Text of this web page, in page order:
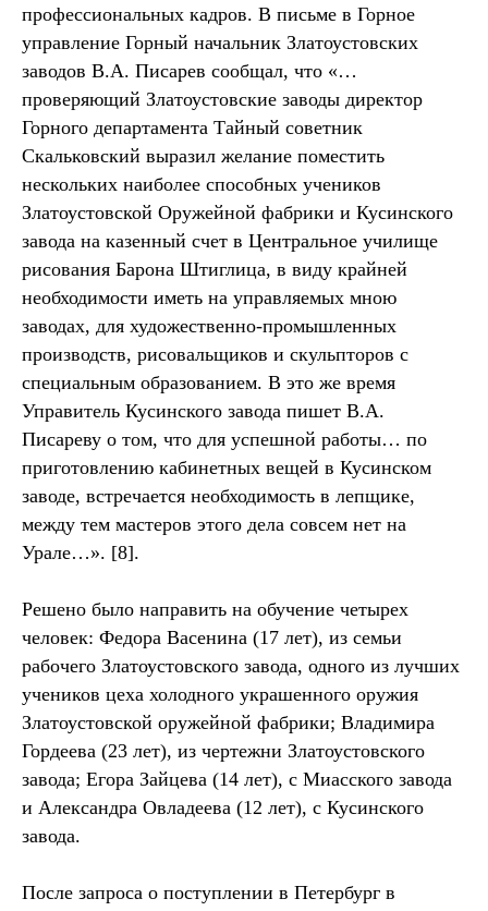
профессиональных кадров. В письме в Горное
управление Горный начальник Златоустовских
заводов В.А. Писарев сообщал, что «…
проверяющий Златоустовские заводы директор
Горного департамента Тайный советник
Скальковский выразил желание поместить
нескольких наиболее способных учеников
Златоустовской Оружейной фабрики и Кусинского
завода на казенный счет в Центральное училище
рисования Барона Штиглица, в виду крайней
необходимости иметь на управляемых мною
заводах, для художественно-промышленных
производств, рисовальщиков и скульпторов с
специальным образованием. В это же время
Управитель Кусинского завода пишет В.А.
Писареву о том, что для успешной работы… по
приготовлению кабинетных вещей в Кусинском
заводе, встречается необходимость в лепщике,
между тем мастеров этого дела совсем нет на
Урале…». [8].
Решено было направить на обучение четырех
человек: Федора Васенина (17 лет), из семьи
рабочего Златоустовского завода, одного из лучших
учеников цеха холодного украшенного оружия
Златоустовской оружейной фабрики; Владимира
Гордеева (23 лет), из чертежни Златоустовского
завода; Егора Зайцева (14 лет), с Миасского завода
и Александра Овладеева (12 лет), с Кусинского
завода.
После запроса о поступлении в Петербург в